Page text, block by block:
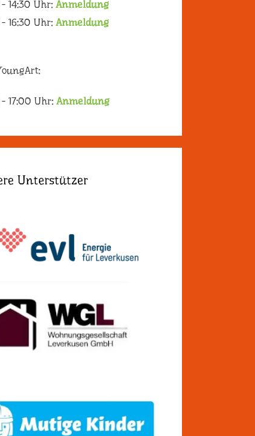
14:30 Uhr: Anmeldung
16:30 Uhr: Anmeldung
17:00 Uhr: Anmeldung
Unterstützer